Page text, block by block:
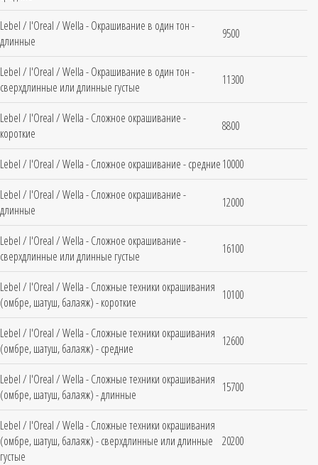
Lebel / l'Oreal / Wella - Окрашивание в один тон -
длинные
9500
Lebel / l'Oreal / Wella - Окрашивание в один тон -
сверхдлинные или длинные густые
11300
Lebel / l'Oreal / Wella - Сложное окрашивание -
короткие
8800
Lebel / l'Oreal / Wella - Сложное окрашивание - средние10000
Lebel / l'Oreal / Wella - Сложное окрашивание -
длинные
12000
Lebel / l'Oreal / Wella - Сложное окрашивание -
сверхдлинные или длинные густые
16100
Lebel / l'Oreal / Wella - Сложные техники окрашивания
(омбре, шатуш, балаяж) - короткие
10100
Lebel / l'Oreal / Wella - Сложные техники окрашивания
(омбре, шатуш, балаяж) - средние
12600
Lebel / l'Oreal / Wella - Сложные техники окрашивания
(омбре, шатуш, балаяж) - длинные
15700
Lebel / l'Oreal / Wella - Сложные техники окрашивания
(омбре, шатуш, балаяж) - сверхдлинные или длинные
густые
20200